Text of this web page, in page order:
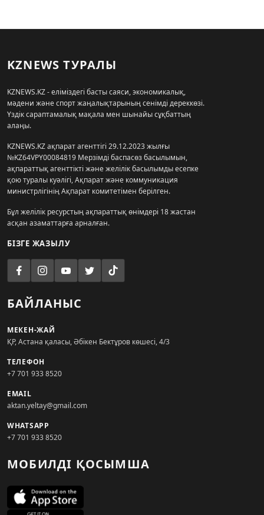
KZNEWS ТУРАЛЫ
KZNEWS.KZ - еліміздегі басты саяси, экономикалық,
мәдени және спорт жаңалықтарының сенімді дереккөзі.
Үздік сараптамалық мақала мен шынайы сұқбаттың
алаңы.
KZNEWS.KZ ақпарат агенттігі 29.12.2023 жылғы
№KZ64VPY00084819 Мерзімді баспасөз басылымын,
ақпараттық агенттікті және желілік басылымды есепке
қою туралы куәлігі, Ақпарат және коммуникация
министрлігінің Ақпарат комитетімен берілген.
Бұл желілік ресурстың ақпараттық өнімдері 18 жастан
асқан азаматтарға арналған.
БІЗГЕ ЖАЗЫЛУ
БАЙЛАНЫС
МЕКЕН-ЖАЙ
ҚР, Астана қаласы, Әбікен Бектұров көшесі, 4/3
ТЕЛЕФОН
+7 701 933 8520
EMAIL
aktan.yeltay@gmail.com
WHATSAPP
+7 701 933 8520
МОБИЛДІ ҚОСЫМША